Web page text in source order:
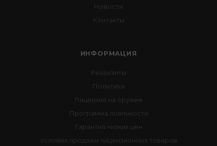
Новости
Контакты
ИНФОРМАЦИЯ
Реквизиты
Политика
Лицензия на оружие
Программа лояльности
Гарантия низких цен
Условия продажи лицензионных товаров